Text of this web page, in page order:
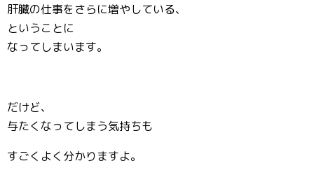
肝臓の仕事をさらに増やしている、
ということに
なってしまいます。
だけど、
与たくなってしまう気持ちも
すごくよく分かりますよ。